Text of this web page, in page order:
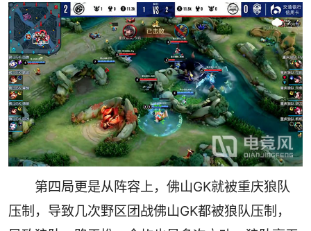
第四局更是从阵容上，佛山GK就被重庆狼队
压制，导致几次野区团战佛山GK都被狼队压制，